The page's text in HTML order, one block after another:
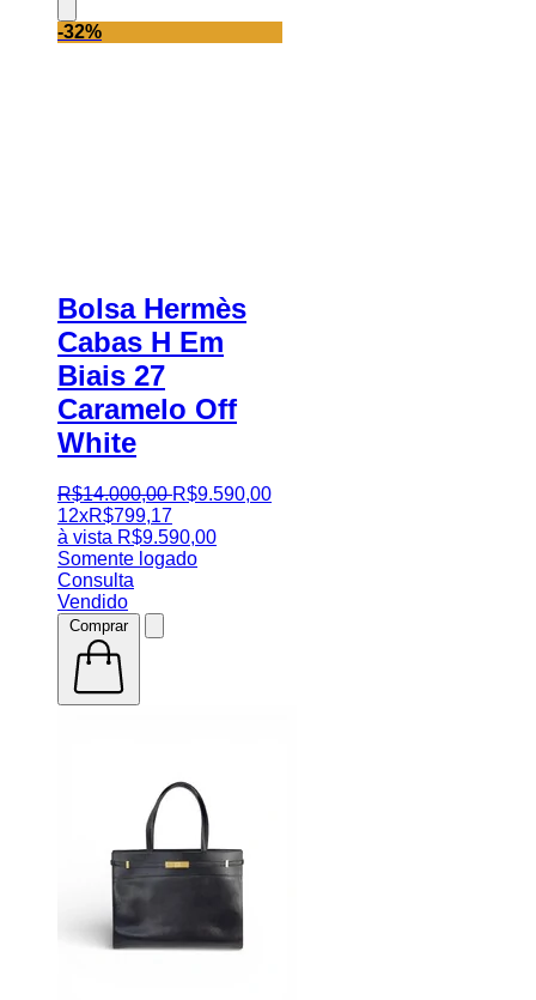
-32%
Bolsa Hermès
Cabas H Em
Biais 27
Caramelo Off
White
R$14.000,00 R$9.590,00
12xR$799,17
à vista R$9.590,00
Somente logado
Consulta
Vendido
Comprar